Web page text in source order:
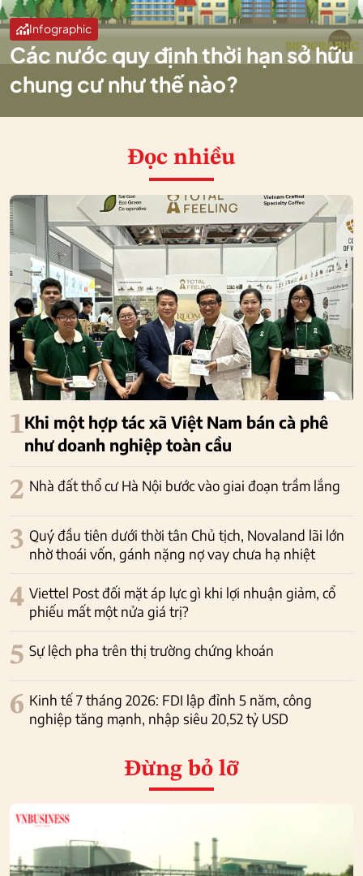
Infographic
Các nước quy định thời hạn sở hữu
chung cư như thế nào?
Đọc nhiều
1Khi một hợp tác xã Việt Nam bán cà phê
như doanh nghiệp toàn cầu
2 Nhà đất thổ cư Hà Nội bước vào giai đoạn trầm lắng
3 Quý đầu tiên dưới thời tân Chủ tịch, Novaland lãi lớn
nhờ thoái vốn, gánh nặng nợ vay chưa hạ nhiệt
4 Viettel Post đối mặt áp lực gì khi lợi nhuận giảm, cổ
phiếu mất một nửa giá trị?
5 Sự lệch pha trên thị trường chứng khoán
6 Kinh tế 7 tháng 2026: FDI lập đỉnh 5 năm, công
nghiệp tăng mạnh, nhập siêu 20,52 tỷ USD
Đừng bỏ lỡ